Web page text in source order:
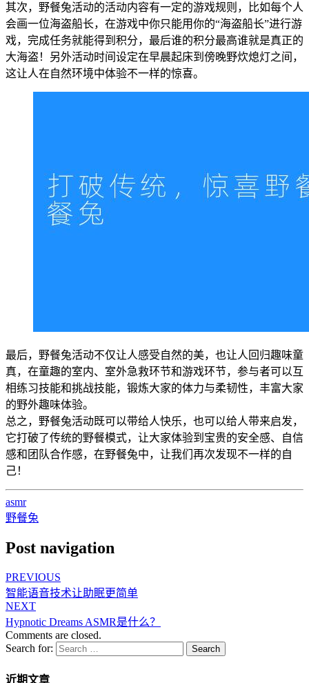
其次，野餐兔活动的活动内容有一定的游戏规则，比如每个人
会画一位海盗船长，在游戏中你只能用你的“海盗船长”进行游
戏，完成任务就能得到积分，最后谁的积分最高谁就是真正的
大海盗！另外活动时间设定在早晨起床到傍晚野炊熄灯之间，
这让人在自然环境中体验不一样的惊喜。
最后，野餐兔活动不仅让人感受自然的美，也让人回归趣味童
真，在童趣的室内、室外急救环节和游戏环节，参与者可以互
相练习技能和挑战技能，锻炼大家的体力与柔韧性，丰富大家
的野外趣味体验。
总之，野餐兔活动既可以带给人快乐，也可以给人带来启发，
它打破了传统的野餐模式，让大家体验到宝贵的安全感、自信
感和团队合作感，在野餐兔中，让我们再次发现不一样的自
己！
asmr
野餐兔
Post navigation
PREVIOUS
智能语音技术让助眠更简单
NEXT
Hypnotic Dreams ASMR是什么？
Comments are closed.
Search for:
Search
近期文章